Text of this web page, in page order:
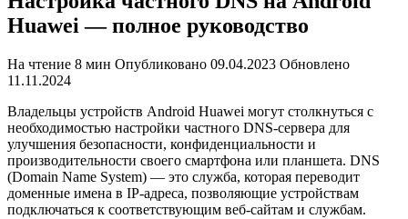
Huawei — полное руководство
На чтение 8 мин Опубликовано 09.04.2023 Обновлено
11.11.2024
Владельцы устройств Android Huawei могут столкнуться с
необходимостью настройки частного DNS-сервера для
улучшения безопасности, конфиденциальности и
производительности своего смартфона или планшета. DNS
(Domain Name System) — это служба, которая переводит
доменные имена в IP-адреса, позволяющие устройствам
подключаться к соответствующим веб-сайтам и службам.